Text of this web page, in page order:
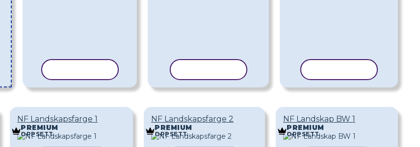
NF Landskapsfarge 1
PREMIUM
OPPSETT
NF Landskapsfarge 2
PREMIUM
OPPSETT
NF Landskap BW 1
PREMIUM
OPPSETT